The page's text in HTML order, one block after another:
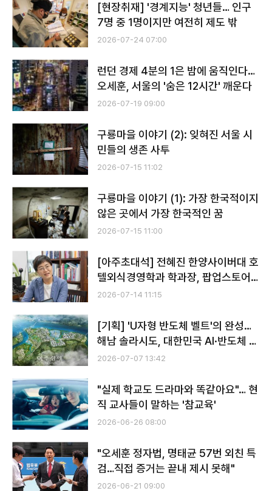
[현장취재] '경계지능' 청년들… 인구
7명 중 1명이지만 여전히 제도 밖
2026-07-24 07:00
런던 경제 4분의 1은 밤에 움직인다…
오세훈, 서울의 '숨은 12시간' 깨운다
2026-07-19 09:00
구룡마을 이야기 (2): 잊혀진 서울 시
민들의 생존 사투
2026-07-15 11:02
구룡마을 이야기 (1): 가장 한국적이지
않은 곳에서 가장 한국적인 꿈
2026-07-15 11:00
[아주초대석] 전혜진 한양사이버대 호
텔외식경영학과 학과장, 팝업스토어
연구로 '최우수논문상'…"화려함보다
2026-07-14 11:15
[기획] 'U자형 반도체 벨트'의 완성…
해남 솔라시도, 대한민국 AI·반도체 신
(新)심장으로 뛴다
2026-07-07 13:42
"실제 학교도 드라마와 똑같아요"… 현
직 교사들이 말하는 '참교육'
2026-06-26 08:00
"오세훈 정자법, 명태균 57번 외친 특
검…직접 증거는 끝내 제시 못해"
2026-06-21 09:00